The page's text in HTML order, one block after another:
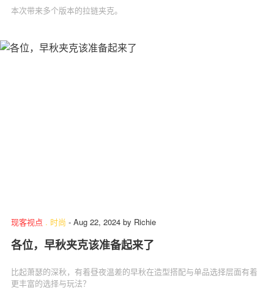
本次带来多个版本的拉链夹克。
现客视点 . 时尚 - Aug 22, 2024 by Richie
各位，早秋夹克该准备起来了
比起萧瑟的深秋，有着昼夜温差的早秋在造型搭配与单品选择层面有着
更丰富的选择与玩法？